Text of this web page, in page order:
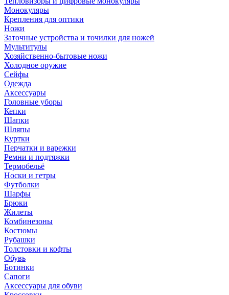
Монокуляры
Крепления для оптики
Ножи
Заточные устройства и точилки для ножей
Мультитулы
Хозяйственно-бытовые ножи
Холодное оружие
Сейфы
Одежда
Аксессуары
Головные уборы
Кепки
Шапки
Шляпы
Куртки
Перчатки и варежки
Ремни и подтяжки
Термобельё
Носки и гетры
Футболки
Шарфы
Брюки
Жилеты
Комбинезоны
Костюмы
Рубашки
Толстовки и кофты
Обувь
Ботинки
Сапоги
Аксессуары для обуви